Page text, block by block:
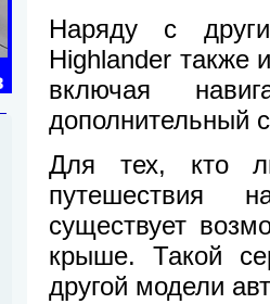
Наряду с
Highlander также
включая
дополнительный
Для тех, кто
путешествия
существует
крыше. Такой
другой модели